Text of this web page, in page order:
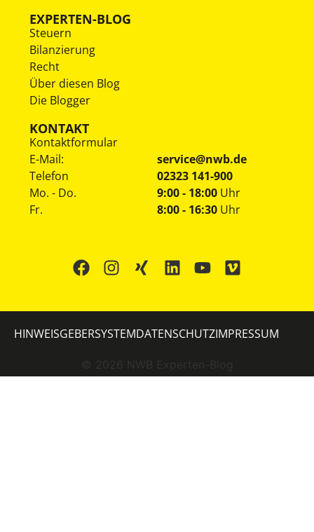
EXPERTEN-BLOG
Steuern
Bilanzierung
Recht
Über diesen Blog
Die Blogger
KONTAKT
Kontaktformular
E-Mail:
service@nwb.de
Telefon
02323 141-900
Mo. - Do.
Fr.
9:00 - 18:00 Uhr
8:00 - 16:30 Uhr
© 2026 NWB Experten-Blog
HINWEISGEBERSYSTEMDATENSCHUTZIMPRESSUM